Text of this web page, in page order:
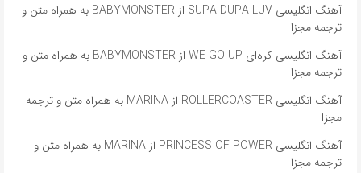
آهنگ انگلیسی SUPA DUPA LUV از BABYMONSTER به همراه متن و
ترجمه مجزا
آهنگ انگلیسی کره‌ای WE GO UP از BABYMONSTER به همراه متن و
ترجمه مجزا
آهنگ انگلیسی ROLLERCOASTER از MARINA به همراه متن و ترجمه
مجزا
آهنگ انگلیسی PRINCESS OF POWER از MARINA به همراه متن و
ترجمه مجزا